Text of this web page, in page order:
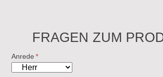
FRAGEN ZUM
Anrede *